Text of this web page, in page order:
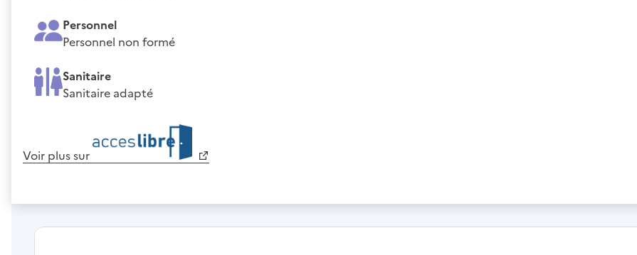
Personnel
Personnel non formé
Sanitaire
Sanitaire adapté
Voir plus sur